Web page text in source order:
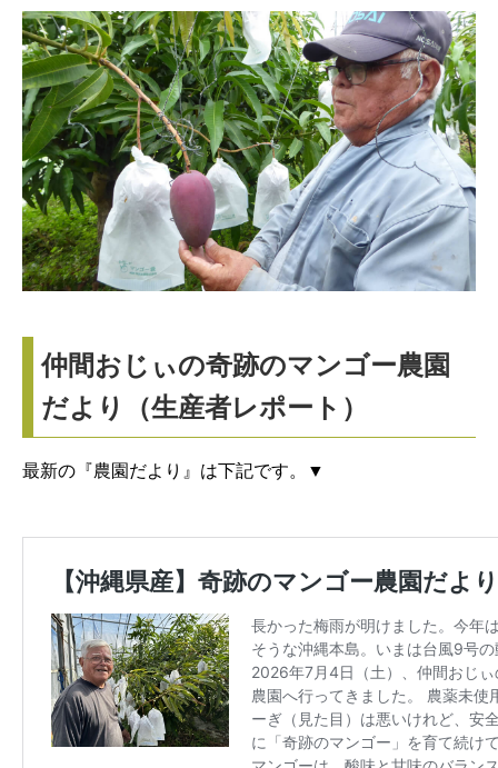
仲間おじぃの奇跡のマンゴー農園
だより（生産者レポート）
最新の『農園だより』は下記です。▼